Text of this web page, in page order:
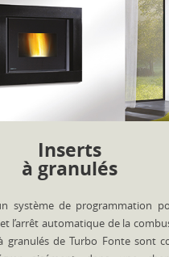
Inserts
à granulés
système de programmation
l’arrêt automatique de la
granulés de Turbo Fonte sont